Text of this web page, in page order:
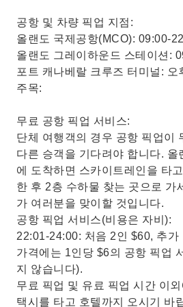
공항 및 차량 픽업 지점:
올랜도 국제공항(MCO): 09:00-
올랜도 그레이하운드 스테이션:
포트 캐나베랄 크루즈 터미널: 오
주목:
무료 공항 픽업 서비스:
단체 여행객의 경우 공항 픽업이
다른 승객을 기다려야 합니다. 올
에 도착하면 스카이트레인을 타
한 후 2층 수하물 찾는 곳으로 가
가 여러분을 맞이할 것입니다.
공항 픽업 서비스(비용은 자비):
22:01-24:00: 처음 2인 $60, 추가
가격에는 1인당 $6의 공항 픽업
지 않습니다).
무료 픽업 및 유료 픽업 시간 이
택시를 타고 호텔까지 오시기 바